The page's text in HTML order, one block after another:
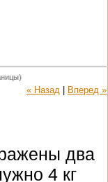
« Назад
Вперед »
два
4 кг